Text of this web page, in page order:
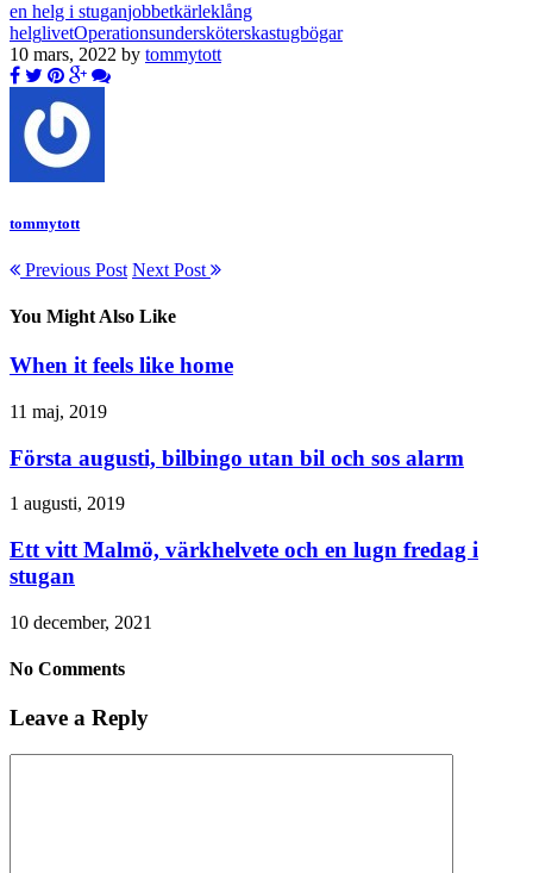
en helg i stuganjobbetkärleklång
helglivetOperationsundersköterskastugbögar
10 mars, 2022 by tommytott
tommytott
Previous Post Next Post
You Might Also Like
When it feels like home
11 maj, 2019
Första augusti, bilbingo utan bil och sos alarm
1 augusti, 2019
Ett vitt Malmö, värkhelvete och en lugn fredag i
stugan
10 december, 2021
No Comments
Leave a Reply